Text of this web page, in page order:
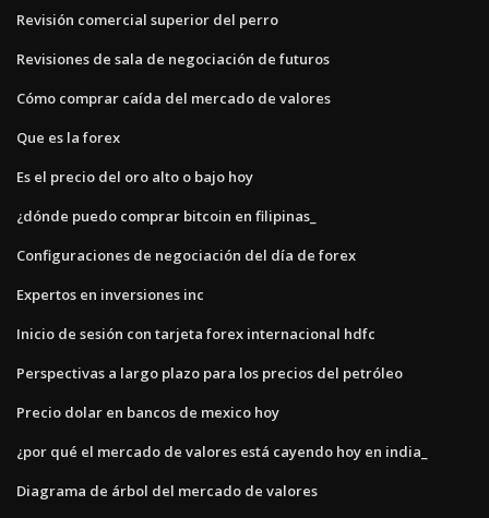
Revisión comercial superior del perro
Revisiones de sala de negociación de futuros
Cómo comprar caída del mercado de valores
Que es la forex
Es el precio del oro alto o bajo hoy
¿dónde puedo comprar bitcoin en filipinas_
Configuraciones de negociación del día de forex
Expertos en inversiones inc
Inicio de sesión con tarjeta forex internacional hdfc
Perspectivas a largo plazo para los precios del petróleo
Precio dolar en bancos de mexico hoy
¿por qué el mercado de valores está cayendo hoy en india_
Diagrama de árbol del mercado de valores